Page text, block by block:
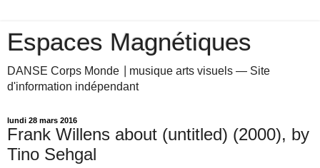
Espaces Magnétiques
DANSE Corps Monde ⎥ musique arts visuels — Site
d'information indépendant
lundi 28 mars 2016
Frank Willens about (untitled) (2000), by
Tino Sehgal